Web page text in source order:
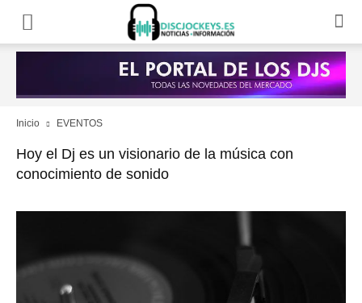
Inicio EVENTOS
Hoy el Dj es un visionario de la música con
conocimiento de sonido